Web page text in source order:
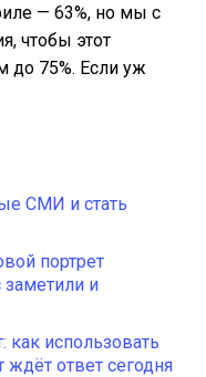
— 63%, но мы с
чтобы этот
до 75%. Если уж
СМИ и стать
портрет
заметили и
как использовать
ждёт ответ сегодня